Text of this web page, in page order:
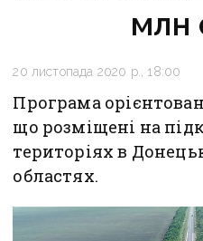
млн
20 листопада 2020 р., 18:00
Програма
що розміщені на
територіях в
областях.